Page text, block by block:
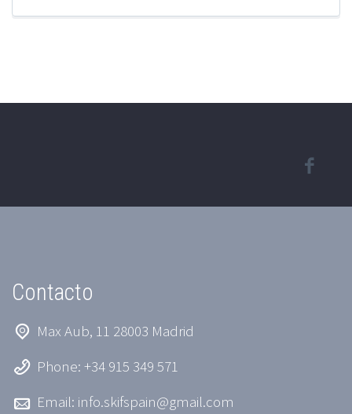
Contacto
Max Aub, 11 28003 Madrid
Phone: +34 915 349 571
Email: info.skifspain@gmail.com